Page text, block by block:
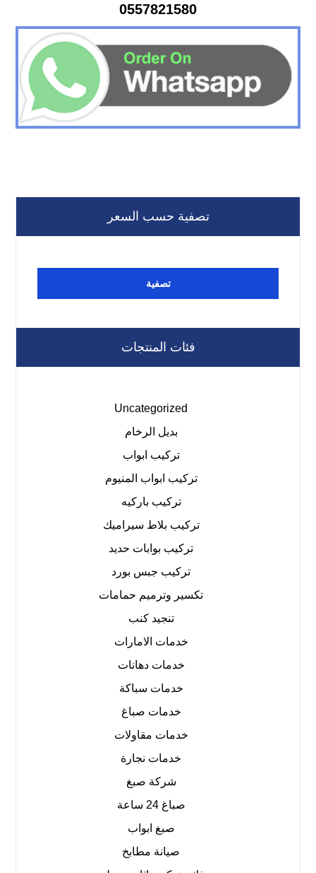
0557821580
تصفية حسب السعر
تصفية
فئات المنتجات
Uncategorized
بديل الرخام
تركيب ابواب
تركيب ابواب المنيوم
تركيب باركيه
تركيب بلاط سيراميك
تركيب بوابات حديد
تركيب جبس بورد
تكسير وترميم حمامات
تنجيد كنب
خدمات الامارات
خدمات دهانات
خدمات سباكة
خدمات صباغ
خدمات مقاولات
خدمات نجارة
شركة صبغ
صباغ 24 ساعة
صبغ ابواب
صيانة مطابخ